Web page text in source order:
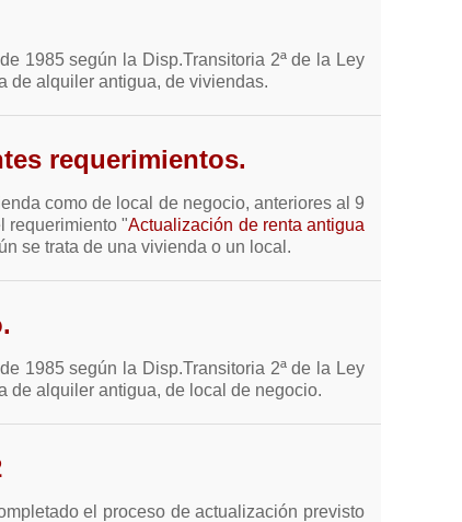
1985 según la Disp.Transitoria 2ª de la Ley
de alquiler antigua, de viviendas.
requerimientos.
como de local de negocio, anteriores al 9
requerimiento "Actualización de renta antigua
se trata de una vivienda o un local.
1985 según la Disp.Transitoria 2ª de la Ley
de alquiler antigua, de local de negocio.
el proceso de actualización previsto